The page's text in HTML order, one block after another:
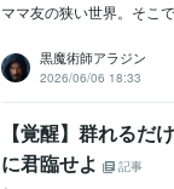
ママ友の狭い世界。そこ
黒魔術師アラジン
2026/06/06 18:33
【覚醒】群れるだ
に君臨せよ
記事